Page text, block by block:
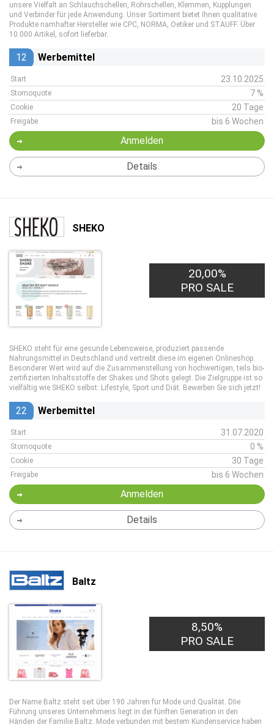
unsere Vielfalt an Schlauchschellen, Rohrschellen, Klemmen, Kupplungen
und Verbinder für jede Anwendung. Unser Sortiment bietet Ihnen qualitative
Produkte namhafter Hersteller wie CPC, NORMA, Oetiker und STAUFF. Über
10.000 Artikel, sofort lieferbar.
12 Werbemittel
Start 23.10.2025
Stornoquote 7 %
Cookie 20 Tage
Freigabe bis 6 Wochen
Anmelden
Details
SHEKO
20,00%
PRO SALE
SHEKO steht für eine gesunde Lebensweise, produziert passende
Nahrungsmittel in Deutschland und vertreibt diese im eigenen Onlineshop.
Besonderer Wert wird auf die Zusammenstellung von hochwertigen, teils bio-
zertifizierten Inhaltsstoffe der Shakes und Shots gelegt. Die Zielgruppe ist so
vielfältig wie SHEKO selbst: Lifestyle, Sport und Diät. Bewerben Sie sich jetzt!
22 Werbemittel
Start 31.07.2020
Stornoquote 0 %
Cookie 30 Tage
Freigabe bis 6 Wochen
Anmelden
Details
Baltz
8,50%
PRO SALE
Der Name Baltz steht seit über 190 Jahren für Mode und Qualität. DIie
Führung unseres Unternehmens liegt in der fünften Generation in den
Händen der Familie Baltz. Mode verbunden mit bestem Kundenservice haben